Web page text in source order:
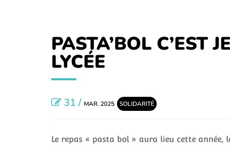
PASTA’BOL C’EST
LYCÉE
31 / MAR. 2025 SOLIDARITÉ
Le repas « pasta bol » aura lieu cette année,